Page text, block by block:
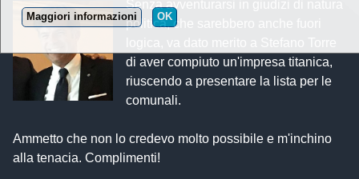
Senza avventurarsi in giudizi di natura
politica, che sarebbero anche fuori
di aver compiuto un'impresa titanica,
riuscendo a presentare la lista per le
comunali.
Ammetto che non lo credevo molto possibile e m'inchino
alla tenacia. Complimenti!
Maggiori informazioni
OK